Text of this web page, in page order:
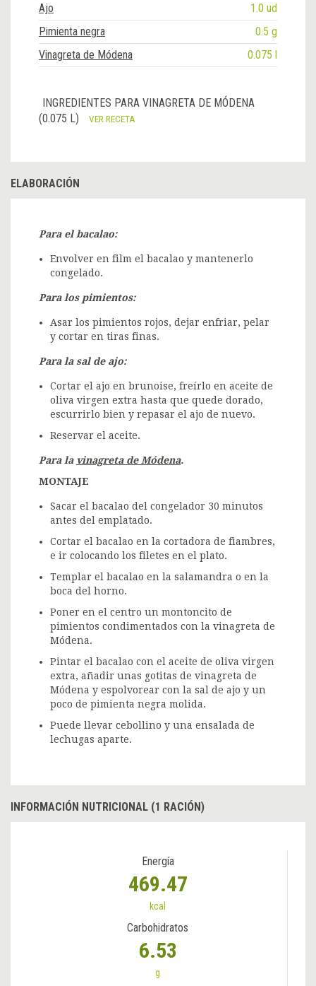
Ajo
1.0 ud
Pimienta negra
0.5 g
Vinagreta de Módena
0.075 l
INGREDIENTES PARA VINAGRETA DE MÓDENA
(0.075 L)
VER RECETA
ELABORACIÓN
Para el bacalao:
Envolver en film el bacalao y mantenerlo
congelado.
Para los pimientos:
Asar los pimientos rojos, dejar enfriar, pelar
y cortar en tiras finas.
Para la sal de ajo:
Cortar el ajo en brunoise, freírlo en aceite de
oliva virgen extra hasta que quede dorado,
escurrirlo bien y repasar el ajo de nuevo.
Reservar el aceite.
Para la vinagreta de Módena.
MONTAJE
Sacar el bacalao del congelador 30 minutos
antes del emplatado.
Cortar el bacalao en la cortadora de fiambres,
e ir colocando los filetes en el plato.
Templar el bacalao en la salamandra o en la
boca del horno.
Poner en el centro un montoncito de
pimientos condimentados con la vinagreta de
Módena.
Pintar el bacalao con el aceite de oliva virgen
extra, añadir unas gotitas de vinagreta de
Módena y espolvorear con la sal de ajo y un
poco de pimienta negra molida.
Puede llevar cebollino y una ensalada de
lechugas aparte.
INFORMACIÓN NUTRICIONAL (1 RACIÓN)
Energía
469.47
kcal
Carbohidratos
6.53
g